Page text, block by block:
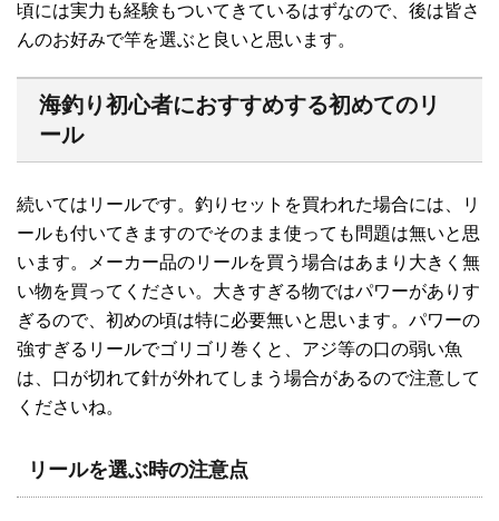
頃には実力も経験もついてきているはずなので、後は皆さ
んのお好みで竿を選ぶと良いと思います。
海釣り初心者におすすめする初めてのリ
ール
続いてはリールです。釣りセットを買われた場合には、リ
ールも付いてきますのでそのまま使っても問題は無いと思
います。メーカー品のリールを買う場合はあまり大きく無
い物を買ってください。大きすぎる物ではパワーがありす
ぎるので、初めの頃は特に必要無いと思います。パワーの
強すぎるリールでゴリゴリ巻くと、アジ等の口の弱い魚
は、口が切れて針が外れてしまう場合があるので注意して
くださいね。
リールを選ぶ時の注意点